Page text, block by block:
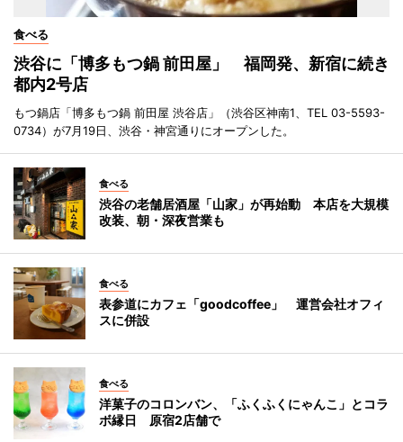
食べる
渋谷に「博多もつ鍋 前田屋」 福岡発、新宿に続き
都内2号店
もつ鍋店「博多もつ鍋 前田屋 渋谷店」（渋谷区神南1、TEL 03-5593-
0734）が7月19日、渋谷・神宮通りにオープンした。
食べる
渋谷の老舗居酒屋「山家」が再始動 本店を大規模
改装、朝・深夜営業も
食べる
表参道にカフェ「goodcoffee」 運営会社オフィ
スに併設
食べる
洋菓子のコロンバン、「ふくふくにゃんこ」とコラ
ボ縁日 原宿2店舗で